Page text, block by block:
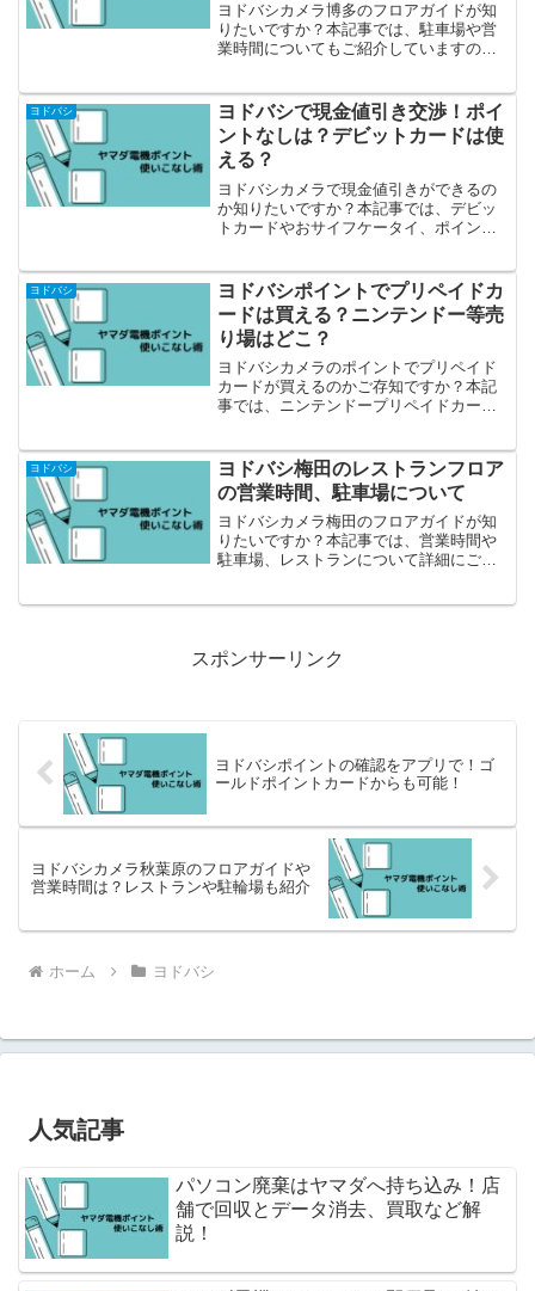
ヨドバシカメラ博多のフロアガイドが知
りたいですか？本記事では、駐車場や営
業時間についてもご紹介していますの
ヨドバシ
ヨドバシで現金値引き交渉！ポイ
ントなしは？デビットカードは使
える？
ヨドバシカメラで現金値引きができるの
か知りたいですか？本記事では、デビッ
トカードやおサイフケータイ、ポイント
ヨドバシ
ヨドバシポイントでプリペイドカ
ードは買える？ニンテンドー等売
り場はどこ？
ヨドバシカメラのポイントでプリペイド
カードが買えるのかご存知ですか？本記
事では、ニンテンドープリペイドカード
ヨドバシ
ヨドバシ梅田のレストランフロア
の営業時間、駐車場について
ヨドバシカメラ梅田のフロアガイドが知
りたいですか？本記事では、営業時間や
駐車場、レストランについて詳細にご紹
スポンサーリンク
ヨドバシポイントの確認をアプリで！ゴ
ールドポイントカードからも可能！
ヨドバシカメラ秋葉原のフロアガイドや
営業時間は？レストランや駐輪場も紹介
ホーム ヨドバシ
人気記事
パソコン廃棄はヤマダへ持ち込み！店
舗で回収とデータ消去、買取など解
説！